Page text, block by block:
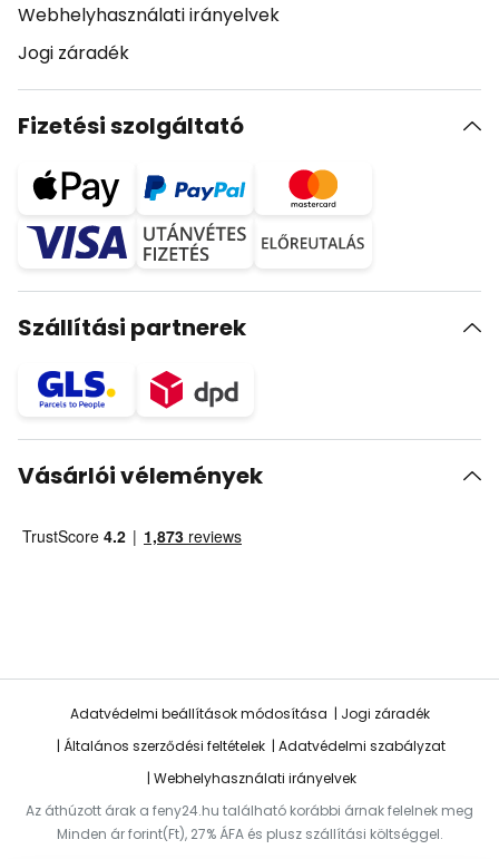
Webhelyhasználati irányelvek
Jogi záradék
Fizetési szolgáltató
Szállítási partnerek
Vásárlói vélemények
Adatvédelmi beállítások módosítása
Jogi záradék
Általános szerződési feltételek
Adatvédelmi szabályzat
Webhelyhasználati irányelvek
Az áthúzott árak a feny24.hu található korábbi árnak felelnek meg
Minden ár forint(Ft), 27% ÁFA és plusz szállítási költséggel.